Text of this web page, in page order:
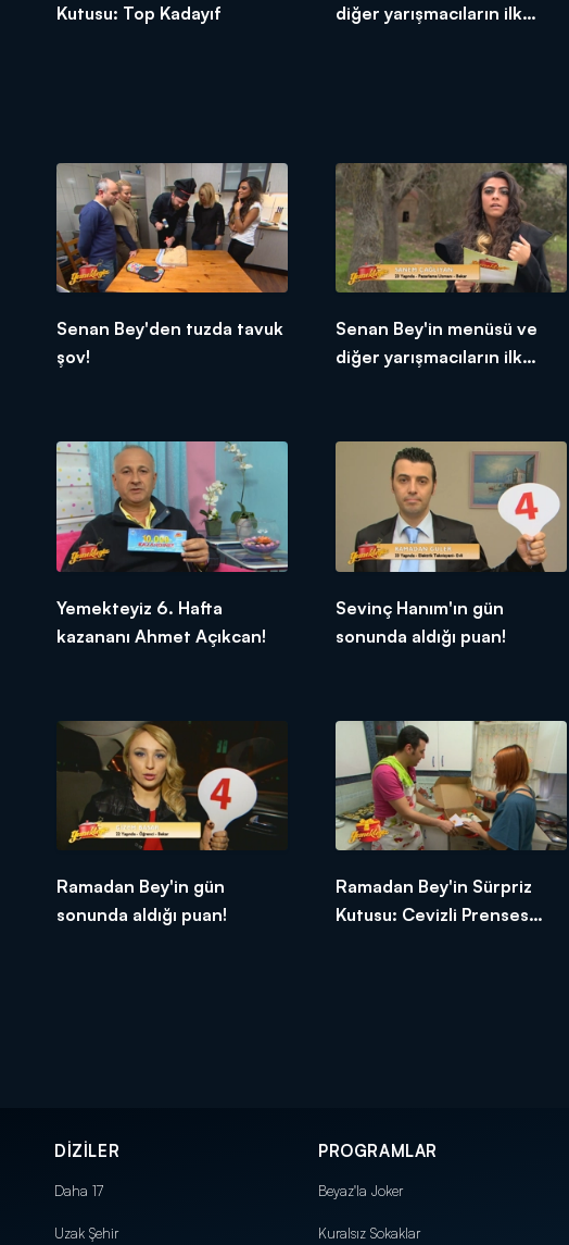
Kutusu: Top Kadayıf
diğer yarışmacıların ilk
Senan Bey'den tuzda tavuk
şov!
Senan Bey'in menüsü ve
diğer yarışmacıların ilk
Yemekteyiz 6. Hafta
kazananı Ahmet Açıkcan!
Sevinç Hanım'ın gün
sonunda aldığı puan!
Ramadan Bey'in gün
sonunda aldığı puan!
Ramadan Bey'in Sürpriz
Kutusu: Cevizli Prenses
DİZİLER
Daha 17
Uzak Şehir
PROGRAMLAR
Beyaz'la Joker
Kuralsız Sokaklar